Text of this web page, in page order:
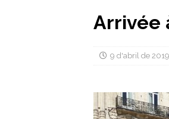
Arrivée
9 d'abril de 2019